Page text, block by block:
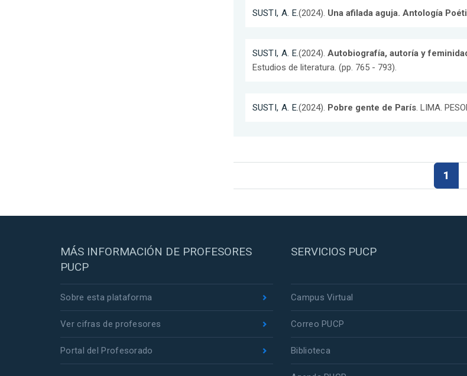
SUSTI, A. E.(2024). Una afilada aguja. Antología
SUSTI, A. E.(2024).Autobiografía, autoría y
Estudios de literatura. (pp. 765 - 793).
SUSTI, A. E.(2024). Pobre gente de París. LIMA.
1
MÁS INFORMACIÓN DE PROFESORES
PUCP
Sobre esta plataforma
Ver cifras de profesores
Portal del Profesorado
SERVICIOS PUCP
Campus Virtual
Correo PUCP
Biblioteca